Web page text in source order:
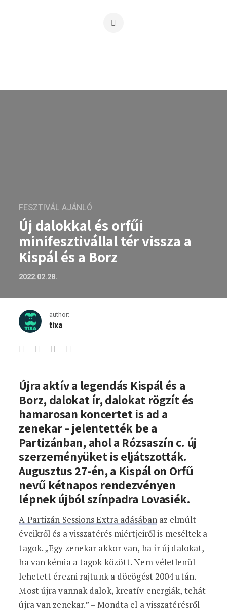
FESZTIVÁL AJÁNLÓ
Új dalokkal és orfűi
minifesztivállal tér vissza a
Kispál és a Borz
2022.02.28.
author:
tixa
Új dalokkal és orfűi minifesztivállal tér
Újra aktív a legendás Kispál és a
Borz, dalokat ír, dalokat rögzít és
hamarosan koncertet is ad a
zenekar – jelentették be a
Partizánban, ahol a Rózsaszín c. új
szerzeményüket is eljátszották.
Augusztus 27-én, a Kispál on Orfű
nevű kétnapos rendezvényen
lépnek újból színpadra Lovasiék.
A Partizán Sessions Extra adásábanaz elmúlt
éveikről és a visszatérés miértjeiről is meséltek a
tagok. „Egy zenekar akkor van, ha ír új dalokat,
ha van kémia a tagok között. Nem véletlenül
lehetett érezni rajtunk a döcögést 2004 után.
Most újra vannak dalok, kreatív energiák, tehát
újra van zenekar.” – Mondta el a visszatérésről